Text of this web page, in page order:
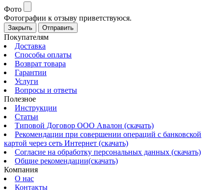
Фото
Фотографии к отзыву приветствуюся.
Закрыть Отправить
Покупателям
Доставка
Способы оплаты
Возврат товара
Гарантии
Услуги
Вопросы и ответы
Полезное
Инструкции
Статьи
Типовой Договор ООО Авалон (скачать)
Рекомендации при совершении операций с банковской
картой через сеть Интернет (скачать)
Согласие на обработку персональных данных (скачать)
Общие рекомендации(скачать)
Компания
О нас
Контакты